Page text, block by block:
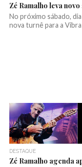
Zé Ramalho leva
No próximo sábado,
nova turnê para a Vibra
DESTAQUE
Zé Ramalho agenda